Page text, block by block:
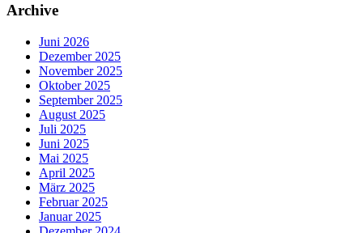
Beiträge
Archive
Juni 2026
Dezember 2025
November 2025
Oktober 2025
September 2025
August 2025
Juli 2025
Juni 2025
Mai 2025
April 2025
März 2025
Februar 2025
Januar 2025